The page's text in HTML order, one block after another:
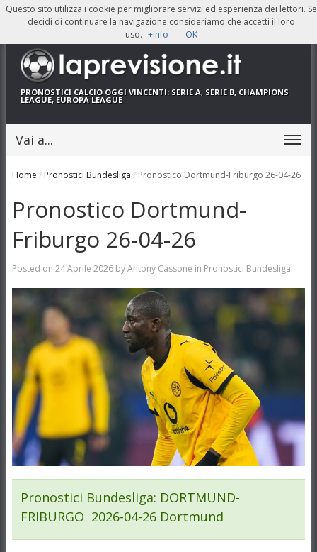
PRONOSTICI CALCIO OGGIVINCENTI: SERIE A, SERIE B, CHAMPIONS
LEAGUE, EUROPA LEAGUE
Vai a...
Home / Pronostici Bundesliga / Pronostico Dortmund-Friburgo 26-04-26
Pronostico Dortmund-
Friburgo 26-04-26
Posted on 24 Aprile 2026byAntony Cassone in Pronostici Bundesliga
Pronostici Bundesliga: DORTMUND-
FRIBURGO 2026-04-26 Dortmund
Questo sito utilizza i cookie per migliorare servizi ed esperienza dei lettori. Se
decidi di continuare la navigazione consideriamo che accetti il loro
uso. +Info OK